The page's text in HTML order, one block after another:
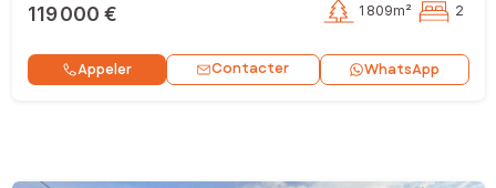
119 000 € 1 809m² 2
Appeler Contacter WhatsApp